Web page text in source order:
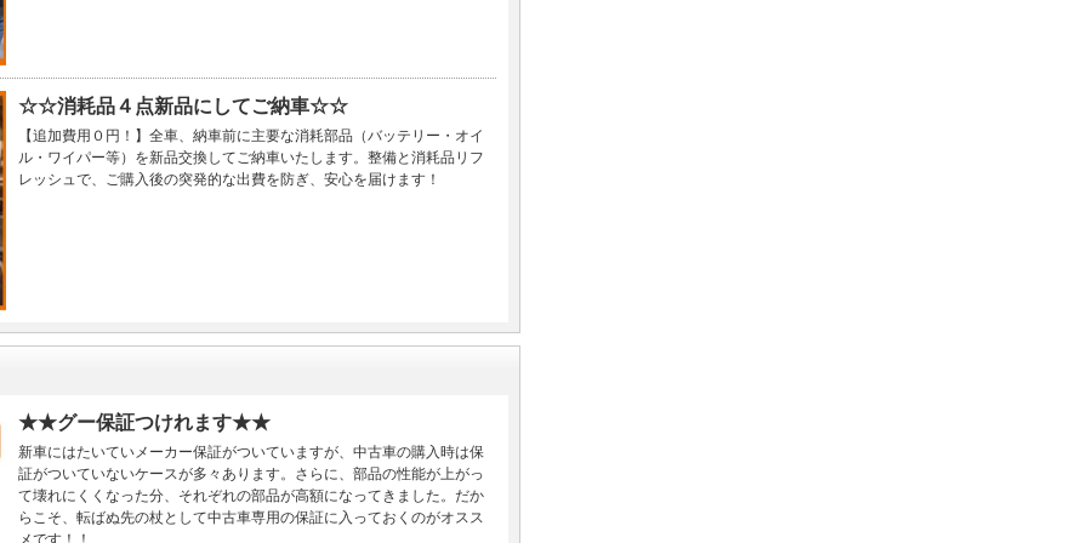
☆☆消耗品４点新品にしてご納車☆☆
【追加費用０円！】全車、納車前に主要な消耗部品（バッテリー・オイ
ル・ワイパー等）を新品交換してご納車いたします。整備と消耗品リフ
レッシュで、ご購入後の突発的な出費を防ぎ、安心を届けます！
★★グー保証つけれます★★
新車にはたいていメーカー保証がついていますが、中古車の購入時は保
証がついていないケースが多々あります。さらに、部品の性能が上がっ
て壊れにくくなった分、それぞれの部品が高額になってきました。だか
らこそ、転ばぬ先の杖として中古車専用の保証に入っておくのがオスス
メです！！